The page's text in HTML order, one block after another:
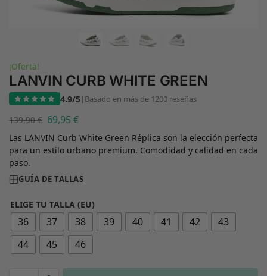
¡Oferta!
LANVIN CURB WHITE GREEN
4.9/5| Basado en más de 1200 reseñas
139,90€ 69,95 €
Las LANVIN Curb White Green Réplica son la elección perfecta
para un estilo urbano premium. Comodidad y calidad en cada
paso.
GUÍA DE TALLAS
ELIGE TU TALLA (EU)
36 37 38 39 40 41 42
43
44
45 46